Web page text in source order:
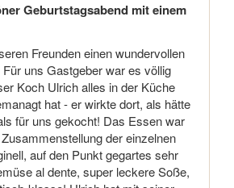
Geburtstagsabend mit einem
Freunden einen wundervollen
uns Gastgeber war es völlig
Koch Ulrich alles in der Küche
hat - er wirkte dort, als hätte
für uns gekocht! Das Essen war
der einzelnen
auf den Punkt gegartes sehr
al dente, super leckere Soße,